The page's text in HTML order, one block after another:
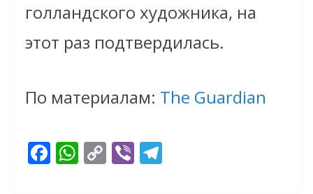
голландского художника, на
этот раз подтвердилась.
По материалам: The Guardian
F W C Vi